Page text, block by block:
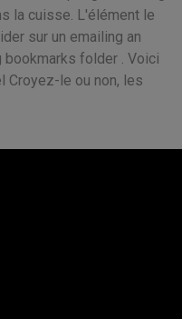
la cuisse. L'élément le
sur un emailing an
folder . Voici
Croyez-le ou non, les